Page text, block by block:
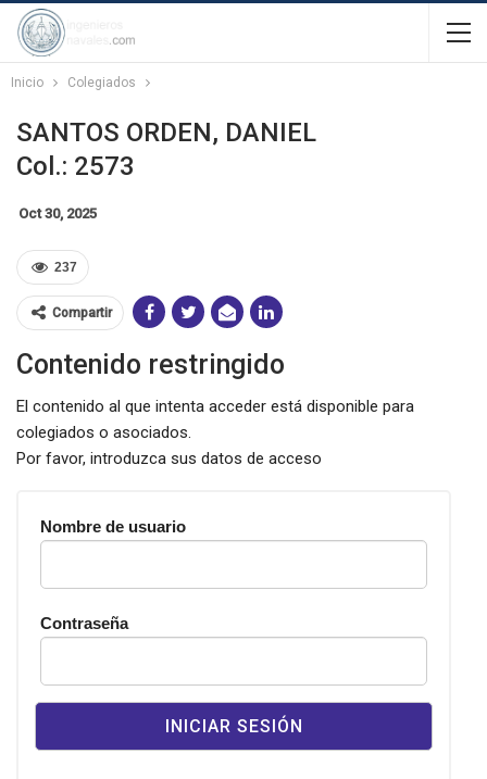
Inicio Colegiados
SANTOS ORDEN, DANIEL
Col.: 2573
Oct 30, 2025
237
Compartir
Contenido restringido
El contenido al que intenta acceder está disponible para
colegiados o asociados.
Por favor, introduzca sus datos de acceso
Nombre de usuario
Contraseña